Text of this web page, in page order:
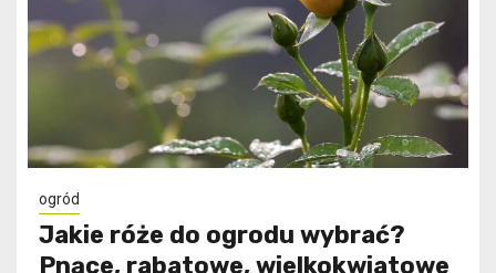
ogród
Jakie róże do ogrodu wybrać?
Pnące, rabatowe, wielkokwiatowe